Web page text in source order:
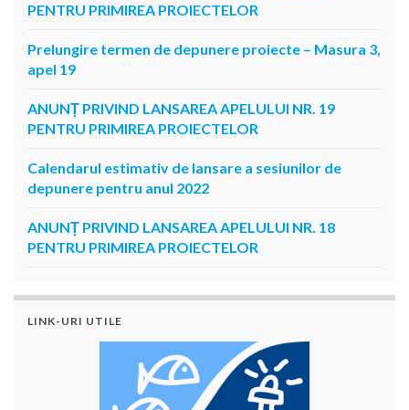
PENTRU PRIMIREA PROIECTELOR
Prelungire termen de depunere proiecte – Masura 3,
apel 19
ANUNȚ PRIVIND LANSAREA APELULUI NR. 19
PENTRU PRIMIREA PROIECTELOR
Calendarul estimativ de lansare a sesiunilor de
depunere pentru anul 2022
ANUNȚ PRIVIND LANSAREA APELULUI NR. 18
PENTRU PRIMIREA PROIECTELOR
LINK-URI UTILE